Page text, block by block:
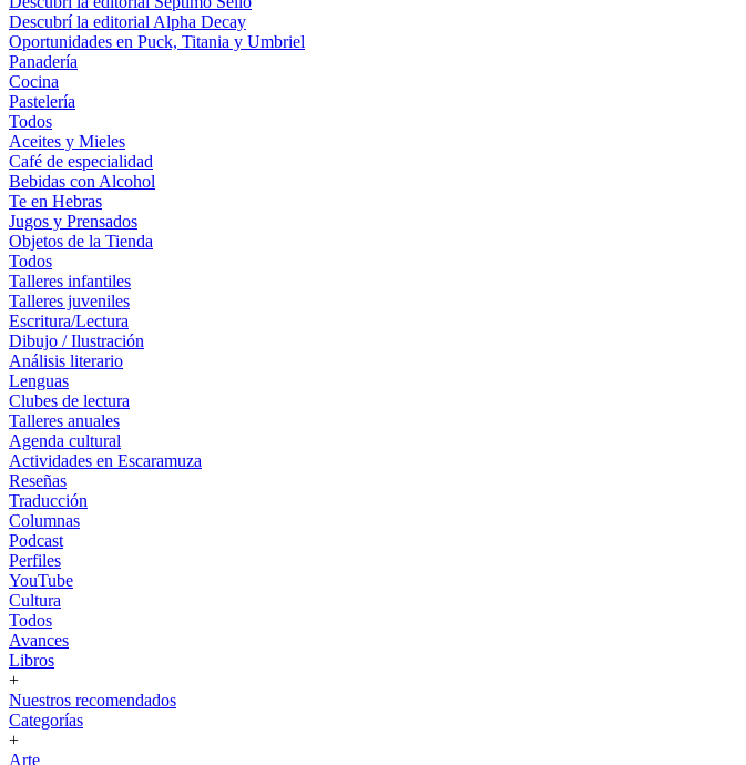
Descubrí la editorial Alpha Decay
Oportunidades en Puck, Titania y Umbriel
Panadería
Cocina
Pastelería
Todos
Aceites y Mieles
Café de especialidad
Bebidas con Alcohol
Te en Hebras
Jugos y Prensados
Objetos de la Tienda
Todos
Talleres infantiles
Talleres juveniles
Escritura/Lectura
Dibujo / Ilustración
Análisis literario
Lenguas
Clubes de lectura
Talleres anuales
Agenda cultural
Actividades en Escaramuza
Reseñas
Traducción
Columnas
Podcast
Perfiles
YouTube
Cultura
Todos
Avances
Libros
+
Nuestros recomendados
Categorías
+
Arte